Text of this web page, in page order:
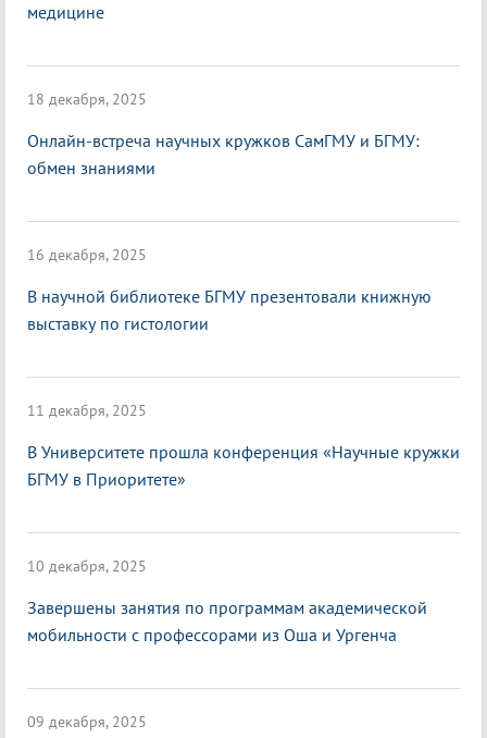
медицине
18 декабря, 2025
Онлайн-встреча научных кружков СамГМУ и БГМУ:
обмен знаниями
16 декабря, 2025
В научной библиотеке БГМУ презентовали книжную
выставку по гистологии
11 декабря, 2025
В Университете прошла конференция «Научные кружки
БГМУ в Приоритете»
10 декабря, 2025
Завершены занятия по программам академической
мобильности с профессорами из Оша и Ургенча
09 декабря, 2025